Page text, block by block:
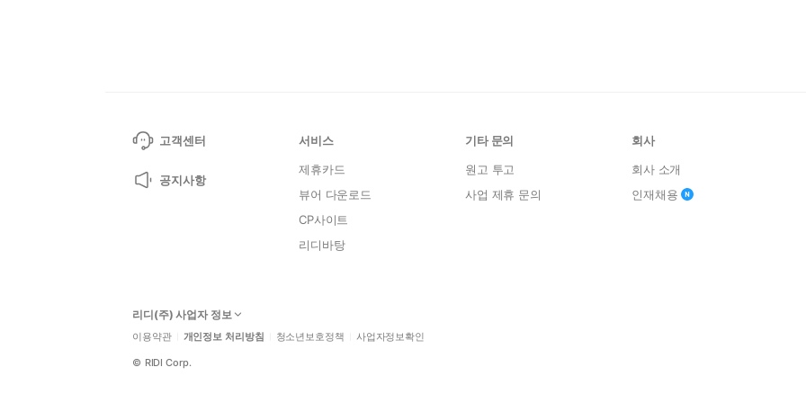
고객센터
공지사항
서비스
제휴카드
뷰어 다운로드
CP사이트
리디바탕
기타 문의
원고 투고
사업 제휴 문의
회사
회사 소개
인재채용
리디(주) 사업자 정보
이용약관 개인정보 처리방침 청소년보호정책 사업자정보확인
© RIDI Corp.